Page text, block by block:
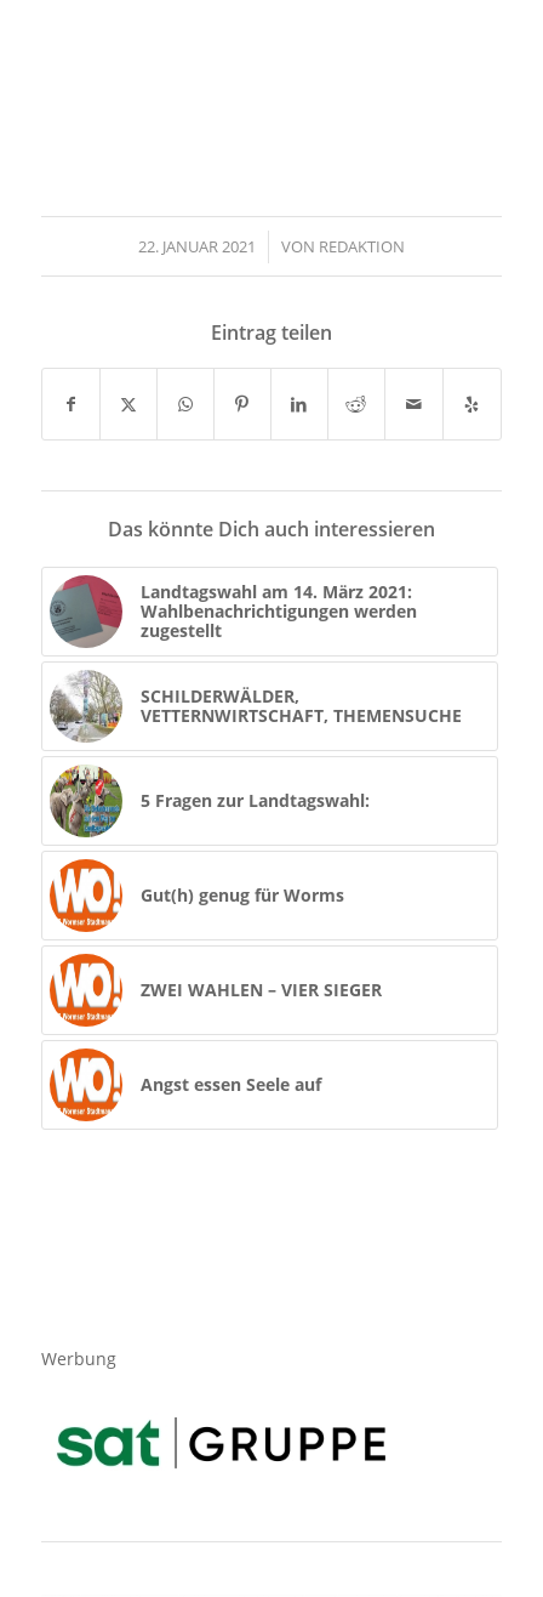
22. JANUAR 2021
/ VON REDAKTION
Eintrag teilen
Das könnte Dich auch interessieren
Landtagswahl am 14. März 2021:
Wahlbenachrichtigungen werden
zugestellt
SCHILDERWÄLDER,
VETTERNWIRTSCHAFT, THEMENSUCHE
5 Fragen zur Landtagswahl:
Gut(h) genug für Worms
ZWEI WAHLEN – VIER SIEGER
Angst essen Seele auf
Werbung